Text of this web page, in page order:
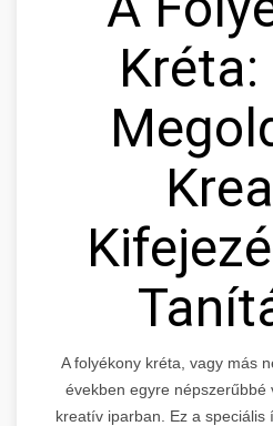
A folyékony kréta, vagy más
években egyre népszerűbbé
kreatív iparban. Ez a speciális